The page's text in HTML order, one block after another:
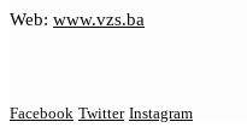
Web: www.vzs.ba
Facebook Twitter Instagram